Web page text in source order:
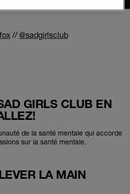
//@sadgirlsclub
GIRLS CLUB EN
de la santé mentale qui accorde
sur la santé mentale.
LA MAIN